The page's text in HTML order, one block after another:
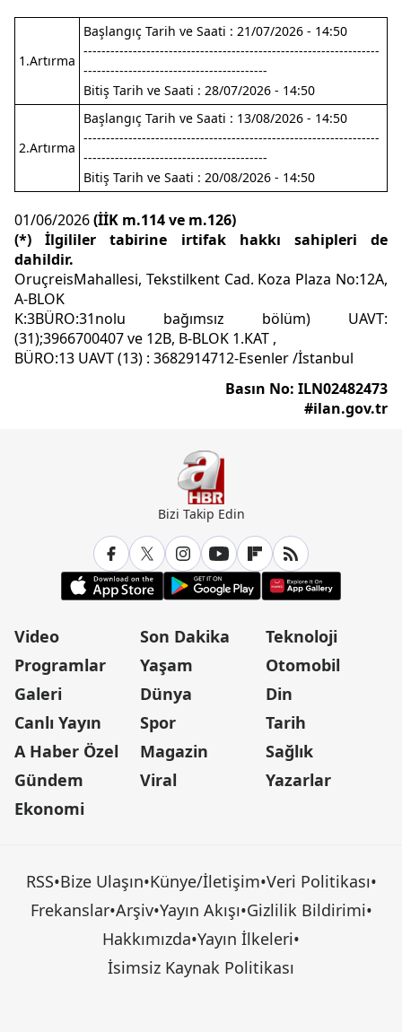
1.Artırma
Başlangıç Tarih ve Saati : 21/07/2026 - 14:50
------------------------------------------------------------------
-----------------------------------------
Bitiş Tarih ve Saati : 28/07/2026 - 14:50
2.Artırma
Başlangıç Tarih ve Saati : 13/08/2026 - 14:50
------------------------------------------------------------------
-----------------------------------------
Bitiş Tarih ve Saati : 20/08/2026 - 14:50
01/06/2026(İİK m.114 ve m.126)
(*) İlgililer tabirine irtifak hakkı sahipleri de
dahildir.
OruçreisMahallesi, Tekstilkent Cad. Koza Plaza No:12A,
A-BLOK
K:3BÜRO:31nolu bağımsız bölüm) UAVT:
(31);3966700407 ve 12B, B-BLOK 1.KAT ,
BÜRO:13 UAVT (13) : 3682914712-Esenler /İstanbul
Basın No: ILN02482473
#ilan.gov.tr
Bizi Takip Edin
Video
Programlar
Galeri
Canlı Yayın
A Haber Özel
Gündem
Ekonomi
Son Dakika
Yaşam
Dünya
Spor
Magazin
Viral
Teknoloji
Otomobil
Din
Tarih
Sağlık
Yazarlar
RSS•Bize Ulaşın•Künye/İletişim•Veri Politikası•
Frekanslar•Arşiv•Yayın Akışı•Gizlilik Bildirimi•
Hakkımızda•Yayın İlkeleri•
İsimsiz Kaynak Politikası